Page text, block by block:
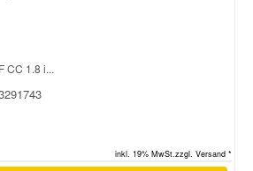
CC 1.8 i...
inkl. 19% MwSt.zzgl. Versand *